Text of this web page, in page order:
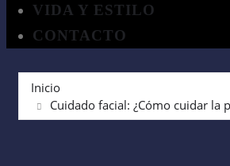
VIDA Y ESTILO
CONTACTO
Inicio
Cuidado facial: ¿Cómo cuidar la